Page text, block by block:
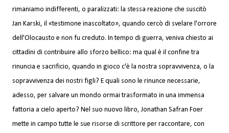
rimaniamo indifferenti, o paralizzati: la stessa reazione che suscitò
Jan Karski, il «testimone inascoltato», quando cercò di svelare l'orrore
dell'Olocausto e non fu creduto. In tempo di guerra, veniva chiesto ai
cittadini di contribuire allo sforzo bellico: ma qual è il confine tra
rinuncia e sacrificio, quando in gioco c'è la nostra sopravvivenza, o la
sopravvivenza dei nostri figli? E quali sono le rinunce necessarie,
adesso, per salvare un mondo ormai trasformato in una immensa
fattoria a cielo aperto? Nel suo nuovo libro, Jonathan Safran Foer
mette in campo tutte le sue risorse di scrittore per raccontare, con